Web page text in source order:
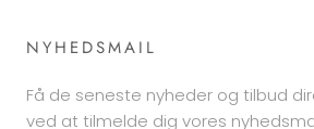
NYHEDSMAIL
Få de seneste nyheder og tilbud
ved at tilmelde dig vores